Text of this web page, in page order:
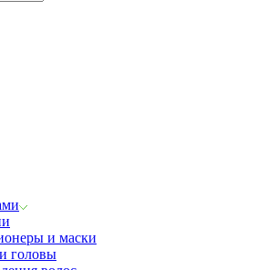
и маски
головы